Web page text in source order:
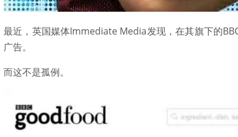
最近，英国媒体Immediate Media发现，在其旗下的
广告。
而这不是孤例。